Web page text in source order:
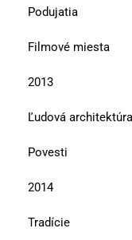
Podujatia
Filmové miesta
2013
Ľudová architektúra
Povesti
2014
Tradície